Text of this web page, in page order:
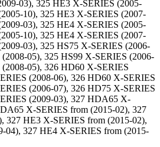
03), 325 HE3 X-SERIES (2005-
10), 325 HE3 X-SERIES (2007-
03), 325 HE4 X-SERIES (2005-
10), 325 HE4 X-SERIES (2007-
03), 325 HS75 X-SERIES (2006-
05), 325 HS99 X-SERIES (2006-
05), 326 HD60 X-SERIES
(2008-06), 326 HD60 X-SERIES
(2006-07), 326 HD75 X-SERIES
(2009-03), 327 HDA65 X-
X-SERIES from (2015-02), 327
327 HE3 X-SERIES from (2015-02),
04), 327 HE4 X-SERIES from (2015-